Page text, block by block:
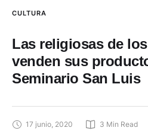
CULTURA
Las religiosas de
venden sus
Seminario San Luis
17 junio, 2020 3 Min Read